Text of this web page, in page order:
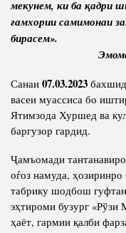
Competency
Biography
Articles
Press Center
PRESIDENT OF
Struture of the
Directors and Staff
мекунем, ки ба қадри
ғамхории самимонаи
Санаи 07.03.2023
васеи муассиса бо
Ятимзода Хуршед ва
баргузор гардид.
Ҷамъомади
оѓоз намуда,
табрику шодбош
эҳтироми бузург
ҳаёт, гармии қалби